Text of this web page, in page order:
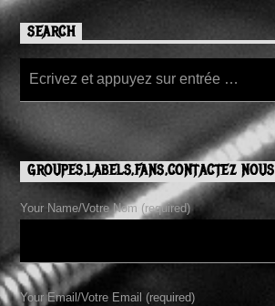
SEARCH
GROUPES,LABELS,FANS,CONTACTEZ NOUS
Your Name/Votre Nom (required)
Your Email/Votre Email (required)